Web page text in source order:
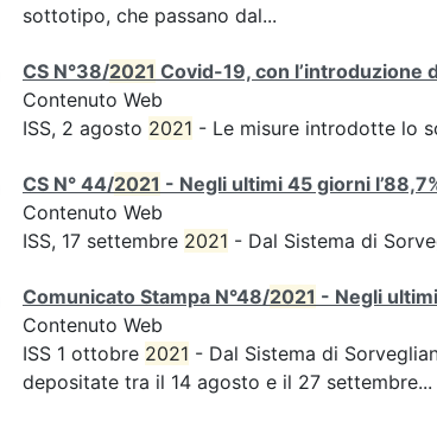
sottotipo, che passano dal...
CS N°38/2021 Covid-19, con l’introduzione
Contenuto Web
ISS, 2 agosto 2021 - Le misure introdotte lo
CS N° 44/2021 - Negli ultimi 45 giorni
Contenuto Web
ISS, 17 settembre 2021 - Dal Sistema di
Comunicato Stampa N°48/2021 - Negli
Contenuto Web
ISS 1 ottobre 2021 - Dal Sistema di
depositate tra il 14 agosto e il 27 settembre...